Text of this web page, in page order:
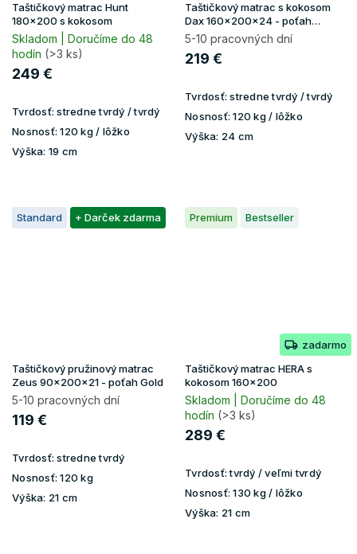
Taštičkový matrac Hunt
180x200 s kokosom
Skladom | Doručíme do 48
hodín (>3 ks)
249 €
Tvrdosť: stredne tvrdý / tvrdý
Nosnosť: 120 kg / lôžko
Výška: 19 cm
Taštičkový matrac s kokosom
Dax 160x200x24 - poťah
Lavender
5-10 pracovných dní
219 €
Tvrdosť: stredne tvrdý / tvrdý
Nosnosť: 120 kg / lôžko
Výška: 24 cm
Standard + Darček zdarma
Taštičkový pružinový matrac
Zeus 90x200x21 - poťah Gold
5-10 pracovných dní
119 €
Tvrdosť: stredne tvrdý
Nosnosť: 120 kg
Výška: 21 cm
Premium Bestseller
zadarmo
Taštičkový matrac HERA s
kokosom 160x200
Skladom | Doručíme do 48
hodín (>3 ks)
289 €
Tvrdosť:tvrdý / veľmi tvrdý
Nosnosť: 130 kg / lôžko
Výška: 21 cm